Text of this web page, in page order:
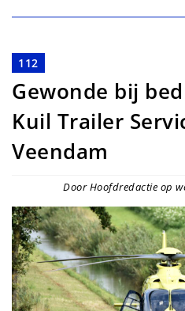
112
Gewonde bij
Kuil Trailer
Veendam
Door Hoofdredactie op